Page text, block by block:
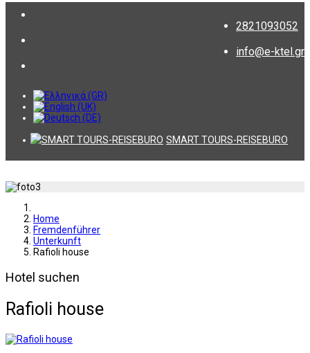
2821093052
info@e-ktel.gr
SMART TOURS-REISEBURO
Home
Fremdenführer
Unterkunft
Rafioli house
Hotel suchen
Rafioli house